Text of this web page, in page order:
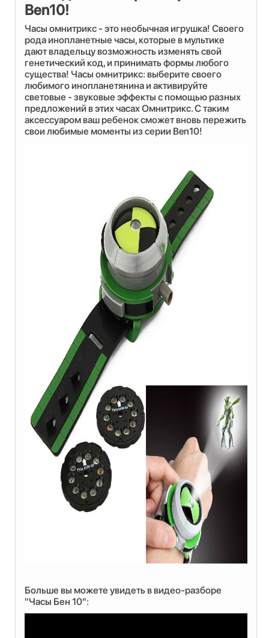
Ben10!
Часы омнитрикс - это необычная игрушка! Своего
рода инопланетные часы, которые в мультике
дают владельцу возможность изменять свой
генетический код, и принимать формы любого
существа! Часы омнитрикс: выберите своего
любимого инопланетянина и активируйте
световые - звуковые эффекты с помощью разных
предложений в этих часах Омнитрикс. С таким
аксессуаром ваш ребенок сможет вновь пережить
свои любимые моменты из серии Ben10!
Больше вы можете увидеть в видео-разборе
"Часы Бен 10":